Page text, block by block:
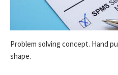
Problem solving concept. Hand
shape.